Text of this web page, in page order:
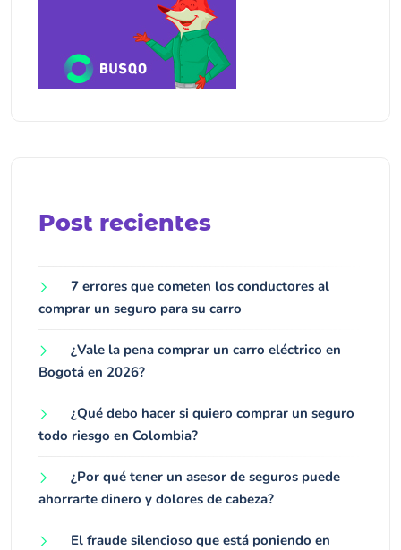
Post recientes
7 errores que cometen los conductores al
comprar un seguro para su carro
¿Vale la pena comprar un carro eléctrico en
Bogotá en 2026?
¿Qué debo hacer si quiero comprar un seguro
todo riesgo en Colombia?
¿Por qué tener un asesor de seguros puede
ahorrarte dinero y dolores de cabeza?
El fraude silencioso que está poniendo en